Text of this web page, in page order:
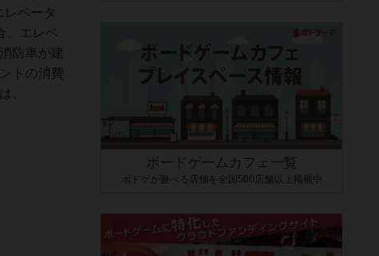
ベータ
、エレベ
防車が建
トの消費
、
ボードゲームカフェ一覧
ボドゲが遊べる店舗を全国500店舗以上掲載中